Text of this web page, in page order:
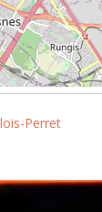
Perret